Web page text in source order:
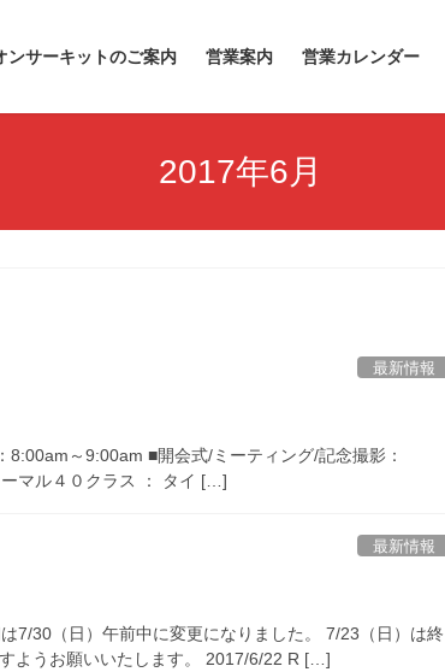
ンサーキットのご案内 営業案内 営業カレンダー
2017年6月
最新情報
～9:00am ■開会式/ミーティング/記念撮影：
マル４０クラス ： タイ […]
最新情報
7/30（日）午前中に変更になりました。 7/23（日）は終
ようお願いいたします。 2017/6/22 R […]